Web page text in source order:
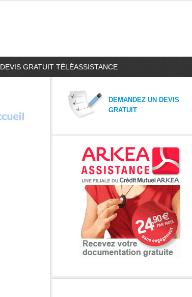
DEVIS GRATUIT TÉLÉASSISTANCE
DEMANDEZ UN DEVIS
GRATUIT